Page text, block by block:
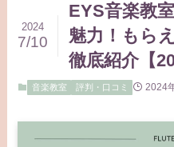
EYS音楽教
魅力！もら
徹底紹介【
2024
7/10
音楽教室 評判・口コミ 2024